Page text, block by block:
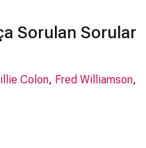
giderken ne olduğunu
öğrenir.Scott ise
Melendez, bir Porto
bıçaklama ve Scott
Sorulan Sorular
Colon, Fred Williamson,